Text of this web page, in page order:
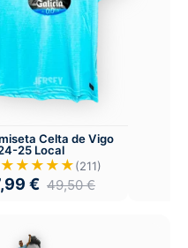
Celta de Vigo
25 Local
★★★★★(211)
€ 49,50€